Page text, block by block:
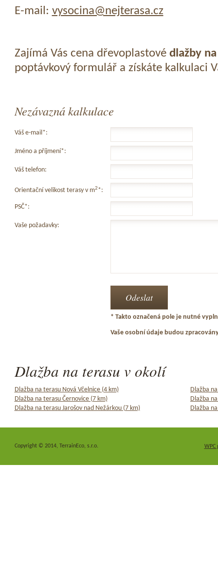
E-mail: vysocina@nejterasa.cz
Zajímá Vás cena dřevoplastové dlažby
poptávkový formulář a získáte kalkulaci
Nezávazná kalkulace
Váš e-mail*:
Jméno a příjmení*:
Váš telefon:
Orientační velikost terasy v m2*:
PSČ*:
Vaše požadavky:
* Takto označená pole je nutné
Vaše osobní údaje budou
Dlažba na terasu v okolí
Dlažba na terasu Nová Včelnice (4 km)
Dlažba
Dlažba na terasu Černovice (7 km)
Dlažba
Dlažba na terasu Jarošov nad Nežárkou (7 km)
Dlažba
WPC
Copyright © 2014, TerrainEco, s.r.o.